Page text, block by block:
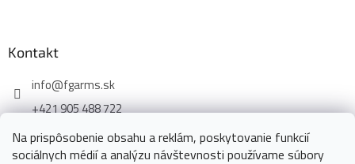
Na prispôsobenie obsahu a reklám, poskytovanie funkcií
sociálnych médií a analýzu návštevnosti používame súbory
Kontakt
info@fgarms.sk
+421 905 488 722